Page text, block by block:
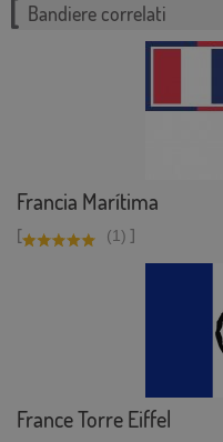
Bandiere correlati
Francia Marítima
[ (1) ]
France Torre Eiffel